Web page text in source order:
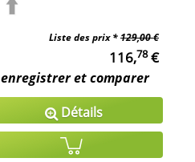
Liste des prix *129,00 €
116,78€
enregistrer et comparer
Détails